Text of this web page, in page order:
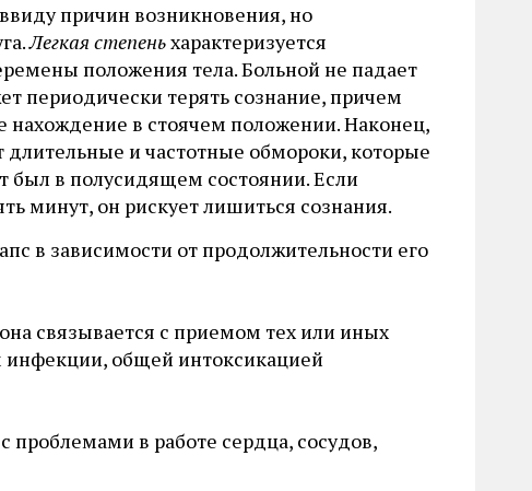
причин возникновения, но
Легкая степеньхарактеризуется
положения тела. Больной не падает
периодически терять сознание, причем
нахождение в стоячем положении. Наконец,
длительные и частотные обмороки, которые
был в полусидящем состоянии. Если
минут, он рискует лишиться сознания.
в зависимости от продолжительности его
связывается с приемом тех или иных
инфекции, общей интоксикацией
проблемами в работе сердца, сосудов,